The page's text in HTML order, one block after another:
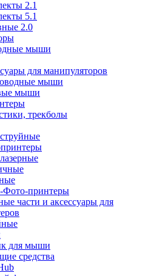
2.1
5.1
2.0
мыши
для манипуляторов
мыши
мыши
трекболы
принтеры
части и аксессуары для
для мыши
средства